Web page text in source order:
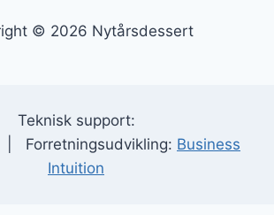
© 2026 Nytårsdessert
Teknisk support:
| Forretningsudvikling: Business
Intuition